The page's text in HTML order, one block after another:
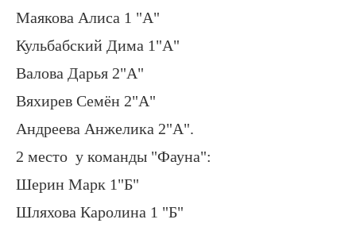
Маякова Алиса 1 "А"
Кульбабский Дима 1"А"
Валова Дарья 2"А"
Вяхирев Семён 2"А"
Андреева Анжелика 2"А".
2 место у команды "Фауна":
Шерин Марк 1"Б"
Шляхова Каролина 1 "Б"